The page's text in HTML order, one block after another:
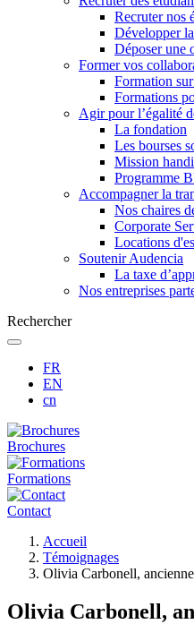
Recruter nos
Développer
Déposer une
Former vos
Formation
Formations
Agir pour l’égalité
La fondation
Les bourses
Mission
Programme
Accompagner la
Nos chaires
Corporate
Locations
Soutenir Audencia
La taxe
Nos entreprises
Rechercher
FR
EN
cn
Brochures
Formations
Contact
d'Ariane
Accueil
Témoignages
Olivia Carbonell,
Olivia Carbonell,